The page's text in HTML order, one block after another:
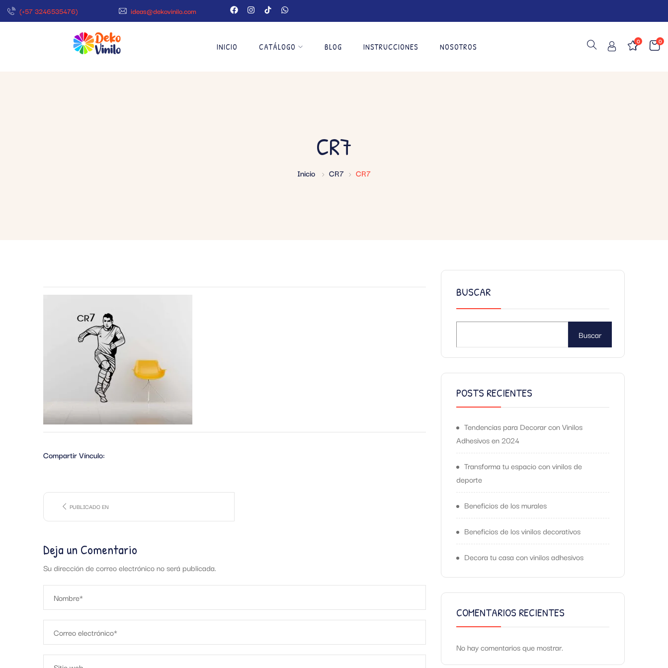
(+57 3246535476) ideas@dekovinilo.com
INICIO CATÁLOGO BLOG INSTRUCCIONES NOSOTROS
0
0
CR7
Inicio CR7 CR7
Compartir Vínculo:
PUBLICADO EN
Deja un Comentario
Su dirección de correo electrónico no será publicada.
BUSCAR
Buscar
POSTS RECIENTES
Tendencias para Decorar con Vinilos
Adhesivos en 2024
Transforma tu espacio con vinilos de
deporte
Beneficios de los murales
Beneficios de los vinilos decorativos
Decora tu casa con vinilos adhesivos
COMENTARIOS RECIENTES
No hay comentarios que mostrar.